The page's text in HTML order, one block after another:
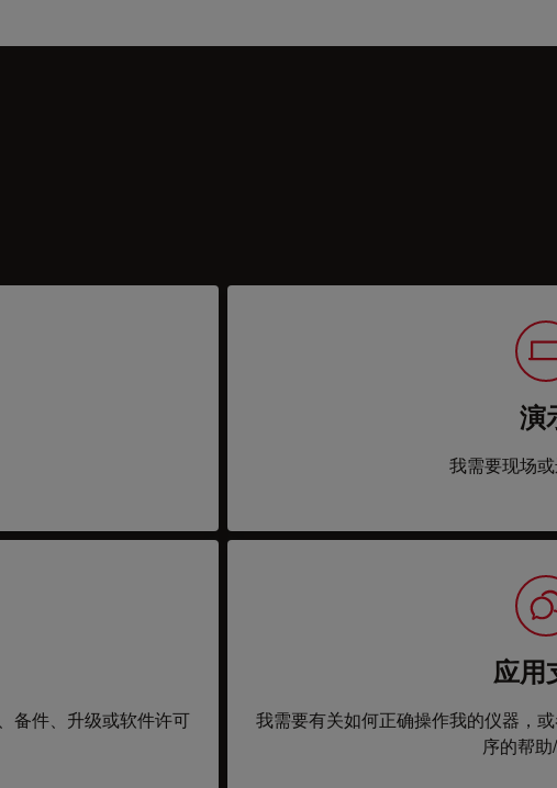
演
我需要现场或
备件、升级或软件许可
应用
我需要有关如何正确操作我的仪器，
序的帮助/